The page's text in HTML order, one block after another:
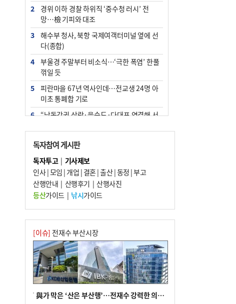
2
경위 이하 경찰 하위직 ‘중수청 러시’ 전
망…檢 기피와 대조
3
해수부 청사, 북항 국제여객터미널 옆에 선
다(종합)
4
부울경 주말부터 비소식…‘극한 폭염’ 한풀
꺾일 듯
5
피란마을 67년 역사인데…전교생 24명 아
미초 통폐합 기로
6
“낙동강권 삼락·을숙도·다대포 연결해 서
7
오늘의 날씨- 2026년 8월 7일
8
[사설] 해수부 신청사 북항으로 확정, 해양
수도 도약의 전환점
9
외국인 선원 ‘인신매매 경유지’ 된 부산…
우려가 현실로
10 르노 못 타는 부산시장…관용차 규정에 막
힌 지역기업 응원
독자참여 게시판
독자투고| 기사제보
인사|모임 | 개업 | 결혼|출산|동정 |부고
산행안내 | 산행후기 | 산행사진
등산가이드| 낚시가이드
[이슈] 전재수 부산시장
與가 막은 ‘산은 부산행’…전재수 강력한 의지 표명 없인 공염불